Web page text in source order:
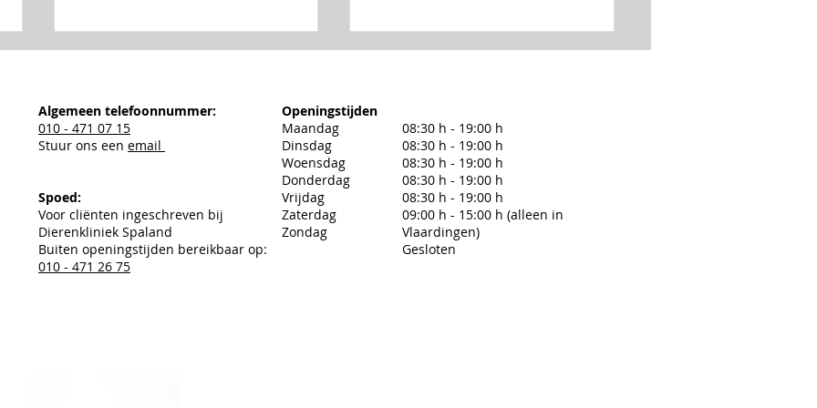
Yuri en Frederike zijn op reis
Openingstijden
Maandag
Dinsdag
Woensdag
Donderdag
Vrijdag
Zaterdag
Zondag
08:30 h - 19:00 h
08:30 h - 19:00 h
08:30 h - 19:00 h
08:30 h - 19:00 h
08:30 h - 19:00 h
09:00 h - 15:00 h (alleen in
Vlaardingen)
Gesloten
Algemeen telefoonnummer:
010 - 471 07 15
Stuur ons een email
Spoed:
Voor cliënten ingeschreven bij
Dierenkliniek Spaland
Buiten openingstijden bereikbaar op:
010 - 471 26 75